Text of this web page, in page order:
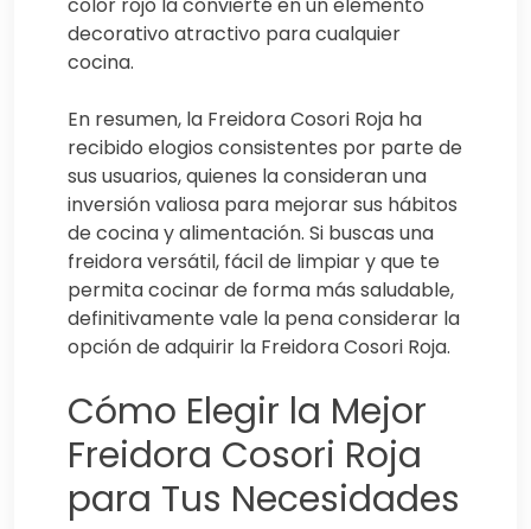
decorativo atractivo para cualquier
cocina.
En resumen, la Freidora Cosori Roja ha
recibido elogios consistentes por parte de
sus usuarios, quienes la consideran una
inversión valiosa para mejorar sus hábitos
de cocina y alimentación. Si buscas una
freidora versátil, fácil de limpiar y que te
permita cocinar de forma más saludable,
definitivamente vale la pena considerar la
opción de adquirir la Freidora Cosori Roja.
Cómo Elegir la Mejor
Freidora Cosori Roja
para Tus Necesidades